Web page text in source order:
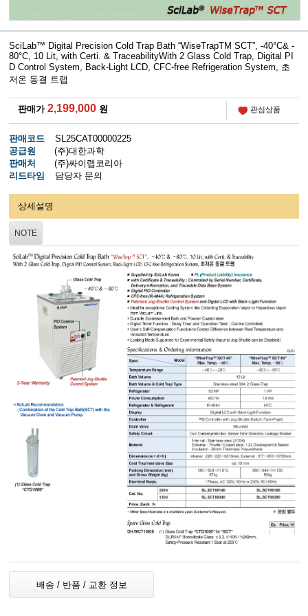
SciLab™ Digital Precision Cold Trap Bath “WiseTrapTM SCT”, -40°C& -
80°C, 10 Lit, with Certi. & TraceabilityWith 2 Glass Cold Trap, Digital PI
D Control System, Back-Light LCD, CFC-free Refrigeration System, 초
저온 동결 트랩
판매가2,199,000 원 관심상품
판매코드
SL25CAT00000225
공급원
(주)대한과학
판매처
(주)싸이랩코리아
리드타임
담당자 문의
상세설명
NOTE
배송 / 반품 / 교환 정보